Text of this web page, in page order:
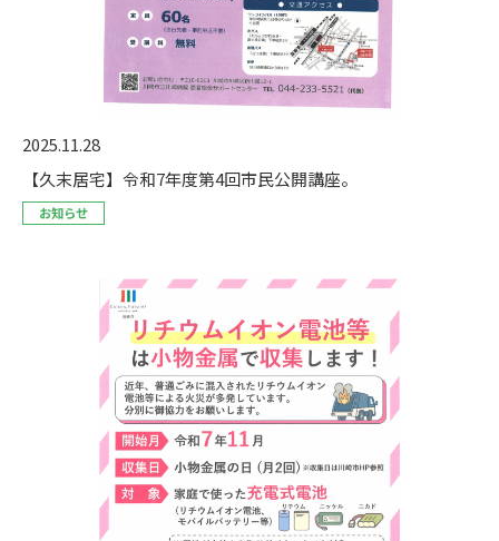
2025.11.28
【久末居宅】令和7年度第4回市民公開講座。
お知らせ